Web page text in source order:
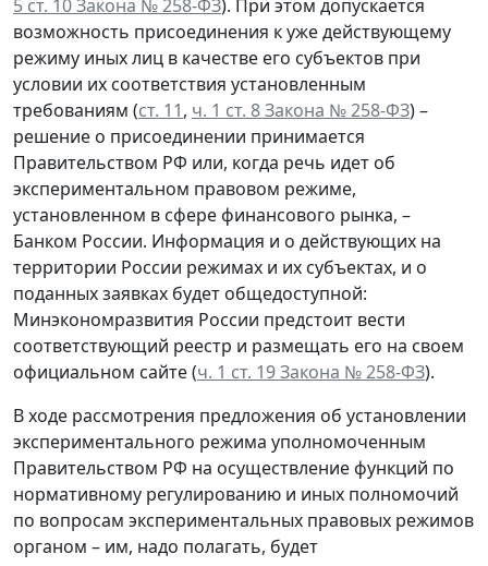
5 ст. 10 Закона № 258-ФЗ). При этом допускается
возможность присоединения к уже действующему
режиму иных лиц в качестве его субъектов при
условии их соответствия установленным
требованиям (ст. 11, ч. 1 ст. 8 Закона № 258-ФЗ) –
решение о присоединении принимается
Правительством РФ или, когда речь идет об
экспериментальном правовом режиме,
установленном в сфере финансового рынка, –
Банком России. Информация и о действующих на
территории России режимах и их субъектах, и о
поданных заявках будет общедоступной:
Минэкономразвития России предстоит вести
соответствующий реестр и размещать его на своем
официальном сайте (ч. 1 ст. 19 Закона № 258-ФЗ).
В ходе рассмотрения предложения об установлении
экспериментального режима уполномоченным
Правительством РФ на осуществление функций по
нормативному регулированию и иных полномочий
по вопросам экспериментальных правовых режимов
органом – им, надо полагать, будет